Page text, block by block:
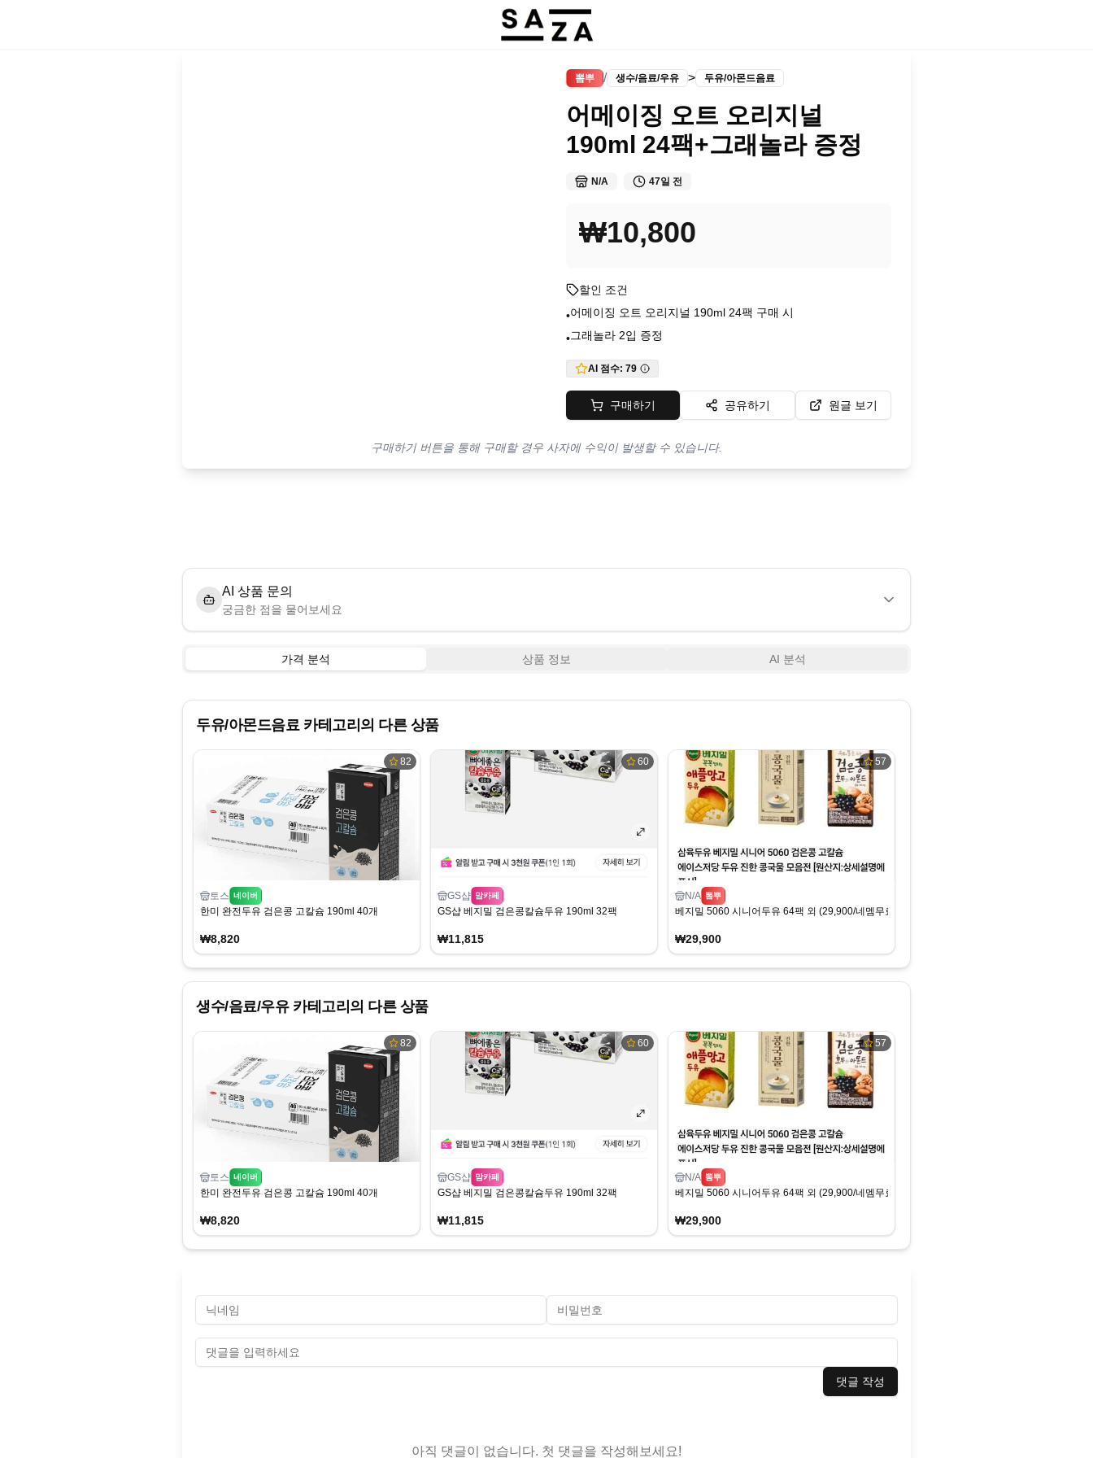
뽐뿌 / 생수/음료/우유 > 두유/아몬드음료
어메이징 오트 오리지널
190ml 24팩+그래놀라 증정
N/A 47일 전
₩10,800
할인 조건
•어메이징 오트 오리지널 190ml 24팩 구매 시
•그래놀라 2입 증정
AI 점수: 79
구매하기 공유하기 원글 보기
구매하기 버튼을 통해 구매할 경우 사자에 수익이 발생할 수 있습니다.
AI 상품 문의
궁금한 점을 물어보세요
가격 분석 상품 정보 AI 분석
두유/아몬드음료카테고리의 다른 상품
82
토스 네이버
한미 완전두유 검은콩 고칼슘 190ml 40개
₩8,820
60
GS샵 맘카페
GS샵 베지밀 검은콩칼슘두유 190ml 32팩
₩11,815
57
N/A 뽐뿌
베지밀 5060 시니어두유 64팩 외 (29,900/네멤무료)
₩29,900
생수/음료/우유카테고리의 다른 상품
82
토스 네이버
한미 완전두유 검은콩 고칼슘 190ml 40개
₩8,820
60
GS샵 맘카페
GS샵 베지밀 검은콩칼슘두유 190ml 32팩
₩11,815
57
N/A 뽐뿌
베지밀 5060 시니어두유 64팩 외 (29,900/네멤무료)
₩29,900
댓글 작성
아직 댓글이 없습니다. 첫 댓글을 작성해보세요!